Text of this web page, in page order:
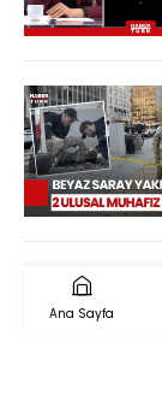
Ana Sayfa